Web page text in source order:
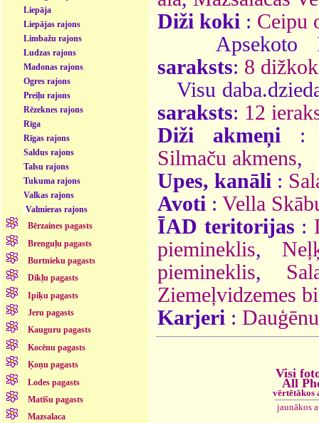
Liepāja
Liepājas rajons
Limbažu rajons
Ludzas rajons
Madonas rajons
Ogres rajons
Preiļu rajons
Rēzeknes rajons
Rīga
Rīgas rajons
Saldus rajons
Talsu rajons
Tukuma rajons
Valkas rajons
Valmieras rajons
Bērzaines pagasts
Brenguļu pagasts
Burtnieku pagasts
Dikļu pagasts
Ipiķu pagasts
Jeru pagasts
Kauguru pagasts
Kocēnu pagasts
Ķoņu pagasts
Lodes pagasts
Matīšu pagasts
Mazsalaca
Diži koki : Ceipu
Apsekoto
saraksts: 8
Visu
saraksts: 12
Diži akmeņi
Silmaču akmens,
Upes, kanāli :
Avoti : Vella
ĪAD teritorijas :
piemineklis,
piemineklis,
Ziemeļvidzemes
Karjeri :
Visi
All
vērtētākos
jaunākos